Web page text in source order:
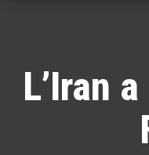
L’Iran